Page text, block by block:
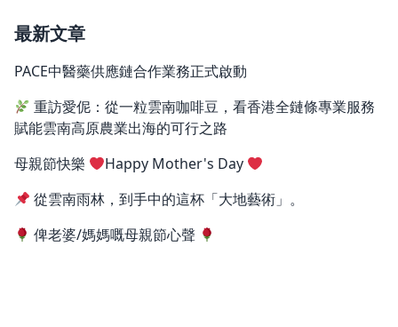
最新文章
PACE中醫藥供應鏈合作業務正式啟動
重訪愛伲：從一粒雲南咖啡豆，看香港全鏈條專業服務
賦能雲南高原農業出海的可行之路
母親節快樂
Happy Mother's Day
從雲南雨林，到手中的這杯「大地藝術」。
俾老婆/媽媽嘅母親節心聲